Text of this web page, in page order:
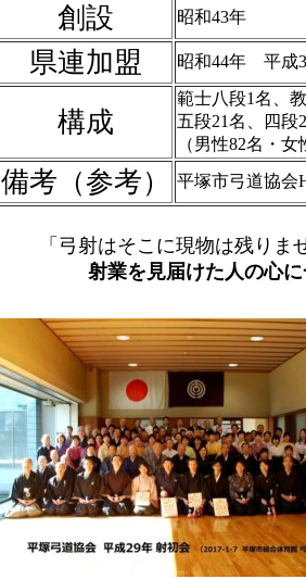
創設 昭和43年
県連加盟 昭和44年 平成
構成
範士八段1名、
五段21名、四段
（男性82名・
備考（参考） 平塚市弓道協会
「弓射はそこに現物は残り
射業を見届けた人の心